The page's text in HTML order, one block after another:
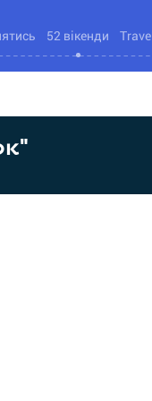
52 вікенди